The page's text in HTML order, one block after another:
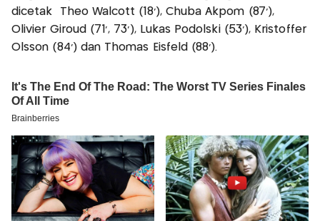
dicetak Theo Walcott (18'), Chuba Akpom (87'),
Olivier Giroud (71', 73'), Lukas Podolski (53'), Kristoffer
Olsson (84') dan Thomas Eisfeld (88').